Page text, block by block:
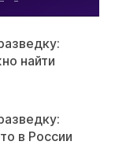
найти
в России